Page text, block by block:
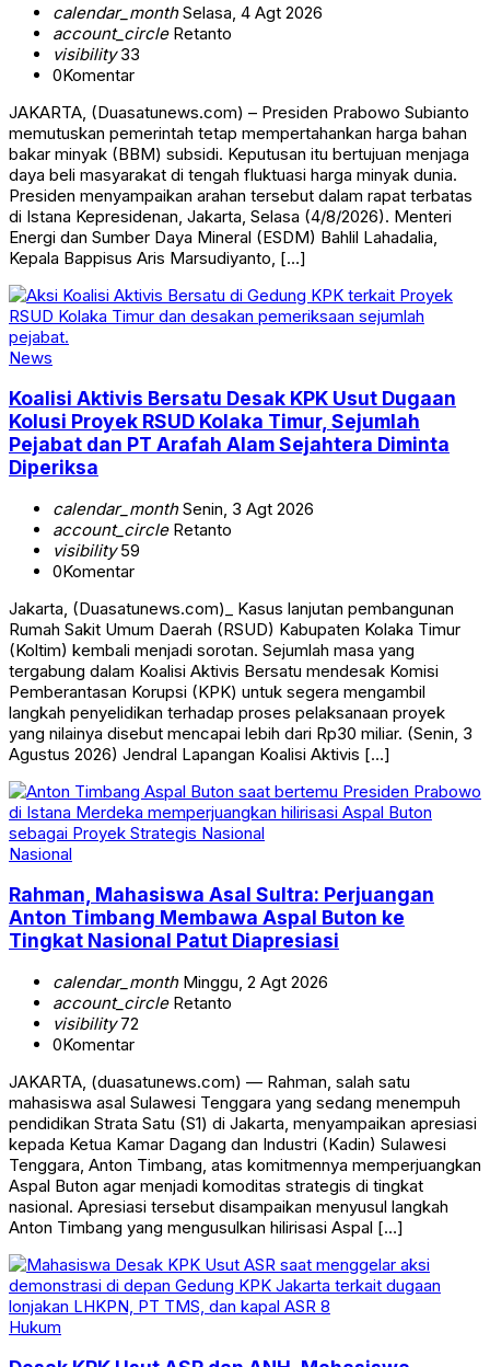
calendar_monthSelasa, 4 Agt 2026
account_circleRetanto
visibility33
0Komentar
JAKARTA, (Duasatunews.com) – Presiden Prabowo Subianto
memutuskan pemerintah tetap mempertahankan harga bahan
bakar minyak (BBM) subsidi. Keputusan itu bertujuan menjaga
daya beli masyarakat di tengah fluktuasi harga minyak dunia.
Presiden menyampaikan arahan tersebut dalam rapat terbatas
di Istana Kepresidenan, Jakarta, Selasa (4/8/2026). Menteri
Energi dan Sumber Daya Mineral (ESDM) Bahlil Lahadalia,
Kepala Bappisus Aris Marsudiyanto, […]
News
Koalisi Aktivis Bersatu Desak KPK Usut Dugaan
Kolusi Proyek RSUD Kolaka Timur, Sejumlah
Pejabat dan PT Arafah Alam Sejahtera Diminta
Diperiksa
calendar_monthSenin, 3 Agt 2026
account_circleRetanto
visibility59
0Komentar
Jakarta, (Duasatunews.com)_ Kasus lanjutan pembangunan
Rumah Sakit Umum Daerah (RSUD) Kabupaten Kolaka Timur
(Koltim) kembali menjadi sorotan. Sejumlah masa yang
tergabung dalam Koalisi Aktivis Bersatu mendesak Komisi
Pemberantasan Korupsi (KPK) untuk segera mengambil
langkah penyelidikan terhadap proses pelaksanaan proyek
yang nilainya disebut mencapai lebih dari Rp30 miliar. (Senin, 3
Agustus 2026) Jendral Lapangan Koalisi Aktivis […]
Nasional
Rahman, Mahasiswa Asal Sultra: Perjuangan
Anton Timbang Membawa Aspal Buton ke
Tingkat Nasional Patut Diapresiasi
calendar_monthMinggu, 2 Agt 2026
account_circleRetanto
visibility72
0Komentar
JAKARTA, (duasatunews.com) — Rahman, salah satu
mahasiswa asal Sulawesi Tenggara yang sedang menempuh
pendidikan Strata Satu (S1) di Jakarta, menyampaikan apresiasi
kepada Ketua Kamar Dagang dan Industri (Kadin) Sulawesi
Tenggara, Anton Timbang, atas komitmennya memperjuangkan
Aspal Buton agar menjadi komoditas strategis di tingkat
nasional. Apresiasi tersebut disampaikan menyusul langkah
Anton Timbang yang mengusulkan hilirisasi Aspal […]
Hukum